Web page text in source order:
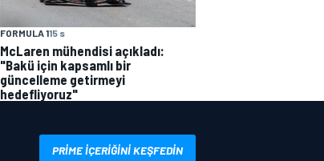
FORMULA 115 s
McLaren mühendisi açıkladı:
"Bakü için kapsamlı bir
güncelleme getirmeyi
hedefliyoruz"
PRIME IÇERIĞINI KEŞFEDIN